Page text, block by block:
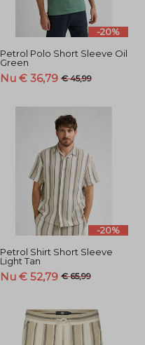
-20%
Petrol Polo Short Sleeve Oil
Green
Nu € 36,79 € 45,99
-20%
Petrol Shirt Short Sleeve
Light Tan
Nu € 52,79 € 65,99